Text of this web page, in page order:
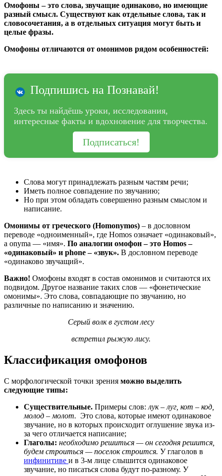
Омофоны – это слова, звучащие одинаково, но имеющие
разный смысл. Существуют как отдельные слова, так и
словосочетания, а в отдельных ситуация могут быть и
целые фразы.
Омофоны отличаются от омонимов рядом особенностей:
Подпишись на Познавай!
Здесь ты найдёшь уроки, исследования,
интересные факты и вдохновение для творчества.
Подписаться!
Слова могут принадлежать разным частям речи;
Иметь полное совпадение по звучанию;
Но при этом обладать совершенно разным смыслом и
написание.
Омонимы от греческого (Homonymos) – в дословном
переводе «одноименный», где Homos означает «одинаковый»,
а onyma — «имя». По аналогии омофон – это Homos –
«одинаковый» и phone – «звук». В дословном переводе
«одинаково звучащий».
Важно! Омофоны входят в состав омонимов и считаются их
подвидом. Другое название таких слов — «фонетические
омонимы». Это слова, совпадающие по звучанию, но
различные по написанию и значению.
Серый волк в густом лесу
встретил рыжую лису.
Классификация омофонов
С морфологической точки зрения можно выделить
следующие типы:
Существительные. Примеры слов: лук – луг, кот – код,
молод – молот. Это слова, которые имеют одинаковое
звучание, но в которых происходит оглушение звука из-
за чего отличается написание;
Глаголы: необходимо решиться — он сегодня решится,
будем строиться — поселок строится. У глаголов в
инфинитиве и в 3-м лице слышится одинаковое
звучание, но писаться слова будут по-разному. У